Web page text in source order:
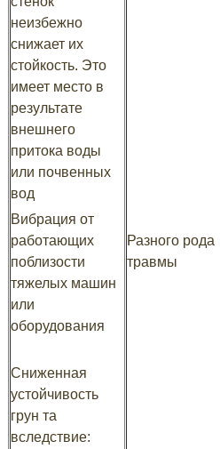
неизбежно
снижает их
стойкость. Это
имеет место в
результате
внешнего
притока воды
или почвенных
вод
Вибрация от
работающих
поблизости
тяжелых машин
или
оборудования
Сниженная
устойчивость
грун та
вследствие:
Разного рода
травмы